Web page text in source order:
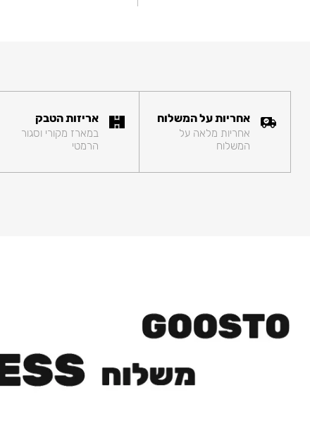
אחריות על המשלוח
אחריות מלאה על
המשלוח
אריזות הטבק
במארז מקורי וסגור
הרמטי